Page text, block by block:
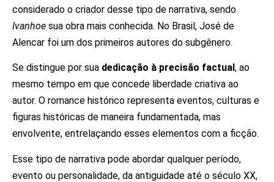
considerado o criador desse tipo de narrativa, sendo
Ivanhoe sua obra mais conhecida. No Brasil, José de
Alencar foi um dos primeiros autores do subgênero.
Se distingue por sua dedicação à precisão factual , ao
mesmo tempo em que concede liberdade criativa ao
autor. O romance histórico representa eventos, culturas e
figuras históricas de maneira fundamentada, mas
envolvente, entrelaçando esses elementos com a ficção.
Esse tipo de narrativa pode abordar qualquer período,
evento ou personalidade, da antiguidade até o século XX,